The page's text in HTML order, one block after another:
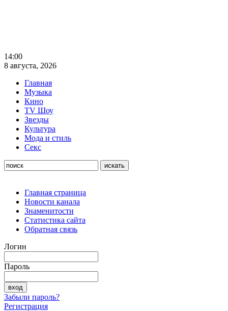
14:00
8 августа, 2026
Главная
Музыка
Кино
TV Шоу
Звезды
Культура
Мода и стиль
Секс
Главная страница
Новости канала
Знаменитости
Статистика сайта
Обратная связь
Логин
Пароль
Забыли пароль?
Регистрация